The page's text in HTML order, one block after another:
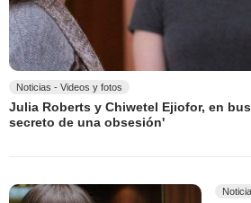
Noticias - Videos y fotos
Julia Roberts y Chiwetel Ejiofor, en
secreto de una obsesión'